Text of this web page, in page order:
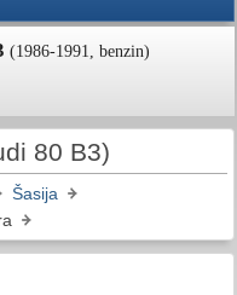
(1986-1991, benzin)
80 B3)
Šasija